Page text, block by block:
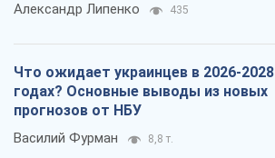
Александр Липенко 435
Что ожидает украинцев в 2026-2028
годах? Основные выводы из новых
прогнозов от НБУ
Василий Фурман 8,8 т.